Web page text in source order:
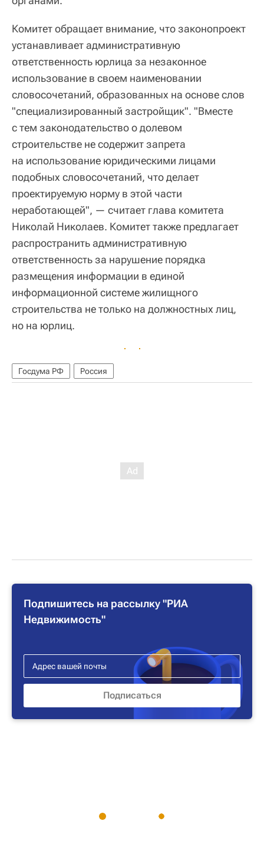
Комитет обращает внимание, что законопроект
устанавливает административную
ответственность юрлица за незаконное
использование в своем наименовании
словосочетаний, образованных на основе слов
"специализированный застройщик". "Вместе
с тем законодательство о долевом
строительстве не содержит запрета
на использование юридическими лицами
подобных словосочетаний, что делает
проектируемую норму в этой части
неработающей", — считает глава комитета
Николай Николаев. Комитет также предлагает
распространить административную
ответственность за нарушение порядка
размещения информации в единой
информационной системе жилищного
строительства не только на должностных лиц,
но на юрлиц.
Госдума РФ Россия
Подпишитесь на рассылку "РИА
Недвижимость"